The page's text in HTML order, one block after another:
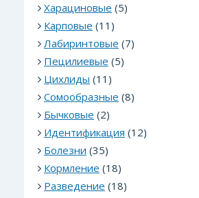
Харациновые (5)
Карповые (11)
Лабиринтовые (7)
Пецилиевые (5)
Цихлиды (11)
Сомообразные (8)
Бычковые (2)
Идентификация (12)
Болезни (35)
Кормление (18)
Разведение (18)